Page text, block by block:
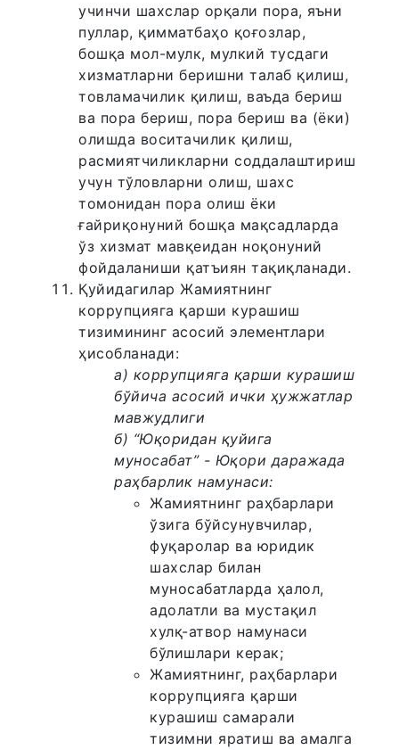
учинчи шахслар орқали пора, яъни
пуллар, қимматбаҳо қоғозлар,
бошқа мол-мулк, мулкий тусдаги
хизматларни беришни талаб қилиш,
товламачилик қилиш, ваъда бериш
ва пора бериш, пора бериш ва (ёки)
олишда воситачилик қилиш,
расмиятчиликларни соддалаштириш
учун тўловларни олиш, шахс
томонидан пора олиш ёки
ғайриқонуний бошқа мақсадларда
ўз хизмат мавқеидан ноқонуний
фойдаланиши қатъиян тақиқланади.
Қуйидагилар Жамиятнинг
коррупцияга қарши курашиш
тизимининг асосий элементлари
ҳисобланади:
а) коррупцияга қарши курашиш
бўйича асосий ички ҳужжатлар
мавжудлиги
б) “Юқоридан қуйига
муносабат” - Юқори даражада
раҳбарлик намунаси:
Жамиятнинг раҳбарлари
ўзига бўйсунувчилар,
фуқаролар ва юридик
шахслар билан
муносабатларда ҳалол,
адолатли ва мустақил
хулқ-атвор намунаси
бўлишлари керак;
Жамиятнинг, раҳбарлари
коррупцияга қарши
курашиш самарали
тизимни яратиш ва амалга